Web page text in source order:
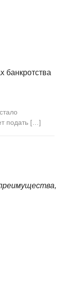
банкротства
подать […]